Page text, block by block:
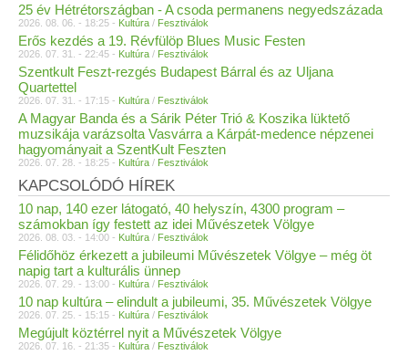
25 év Hétrétországban - A csoda permanens negyedszázada
2026. 08. 06. - 18:25 - Kultúra / Fesztiválok
Erős kezdés a 19. Révfülöp Blues Music Festen
2026. 07. 31. - 22:45 - Kultúra / Fesztiválok
Szentkult Feszt-rezgés Budapest Bárral és az Uljana
Quartettel
2026. 07. 31. - 17:15 - Kultúra / Fesztiválok
A Magyar Banda és a Sárik Péter Trió & Koszika lüktető
muzsikája varázsolta Vasvárra a Kárpát-medence népzenei
hagyományait a SzentKult Feszten
2026. 07. 28. - 18:25 - Kultúra / Fesztiválok
KAPCSOLÓDÓ HÍREK
10 nap, 140 ezer látogató, 40 helyszín, 4300 program –
számokban így festett az idei Művészetek Völgye
2026. 08. 03. - 14:00 - Kultúra / Fesztiválok
Félidőhöz érkezett a jubileumi Művészetek Völgye – még öt
napig tart a kulturális ünnep
2026. 07. 29. - 13:00 - Kultúra / Fesztiválok
10 nap kultúra – elindult a jubileumi, 35. Művészetek Völgye
2026. 07. 25. - 15:15 - Kultúra / Fesztiválok
Megújult köztérrel nyit a Művészetek Völgye
2026. 07. 16. - 21:35 - Kultúra / Fesztiválok